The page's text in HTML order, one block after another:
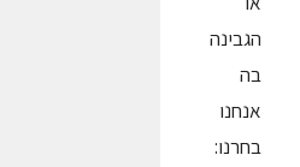
הגבינה
בה
אנחנו
בחרנו: